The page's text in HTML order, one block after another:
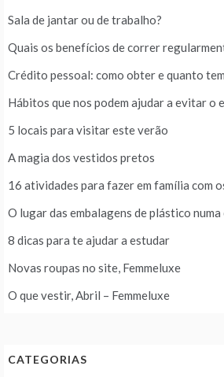
Sala de jantar ou de trabalho?
Quais os benefícios de correr
Crédito pessoal: como obter e quanto
Hábitos que nos podem ajudar a evitar o
5 locais para visitar este verão
A magia dos vestidos pretos
16 atividades para fazer em família com
O lugar das embalagens de plástico
8 dicas para te ajudar a estudar
Novas roupas no site, Femmeluxe
O que vestir, Abril – Femmeluxe
CATEGORIAS